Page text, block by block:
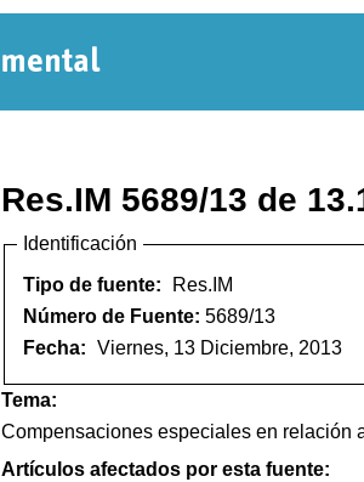
Res.IM 5689/13 de
Identificación
Tipo de fuente:
Res.IM
Número de Fuente: 5689/13
Fecha: Viernes, 13 Diciembre, 2013
Tema:
Compensaciones especiales en relación
Artículos afectados por esta fuente: